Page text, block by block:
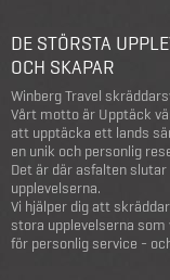
DE STÖRSTA
OCH SKAPAR
Winberg Travel
Vårt motto är Upptäck
att upptäcka ett lands
en unik och personlig
Det är där asfalten
upplevelserna.
Vi hjälper dig att
stora upplevelserna som
för personlig service -